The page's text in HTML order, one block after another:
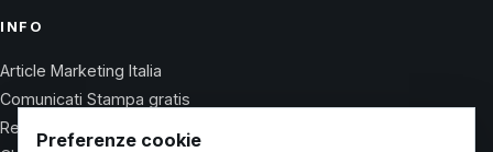
INFO
Article Marketing Italia
Comunicati Stampa gratis
Regolamento
Preferenze cookie